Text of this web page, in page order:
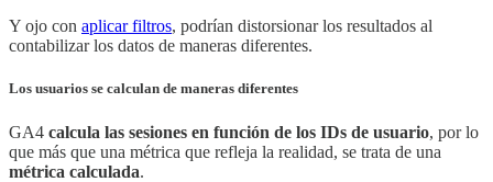
Y ojo con aplicar filtros, podrían distorsionar los resultados al
contabilizar los datos de maneras diferentes.
Los usuarios se calculan de maneras diferentes
GA4 calcula las sesiones en función de los IDs de usuario, por lo
que más que una métrica que refleja la realidad, se trata de una
métrica calculada.